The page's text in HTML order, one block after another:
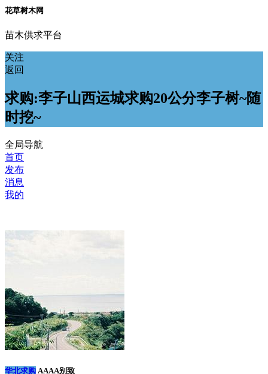
花草树木网
苗木供求平台
关注
返回
求购:李子山西运城求购20公分李子树~随
时挖~
全局导航
首页
发布
消息
我的
华北求购 AAAA别致